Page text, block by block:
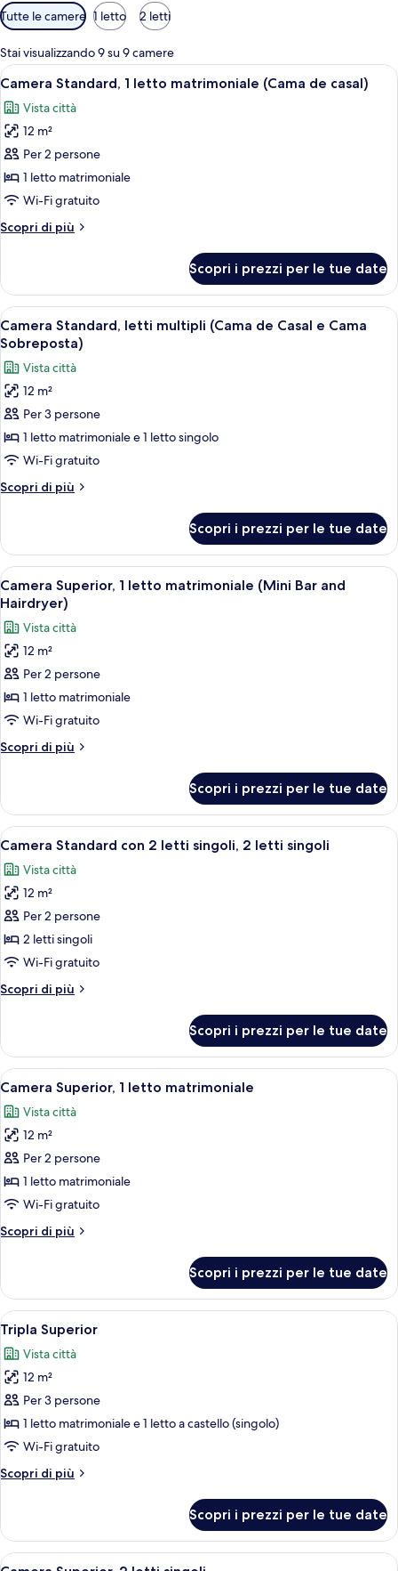
Filtri
disponibili
per
le
camere
Tutte le camere 1 letto 2 letti
Stai visualizzando 9 su 9 camere
Apri
tutte
le
foto
per
Camera
Standard,
letto
de
casal)
Una camera d'albergo con un letto,
11
Camera Standard, 1 letto matrimoniale (Cama de casal)
Vista città
12 m²
Per 2 persone
1 letto matrimoniale
Wi-Fi gratuito
Scopri di più
Altri
Standard,
letto
matrimoniale
de
casal)
Scopri i prezzi per le tue date
Apri
tutte
le
foto
per
Camera
Standard,
letti
multipli
(Cama
Casal
Cama
Sobreposta)
Camera Standard, letti multipli
13
Camera Standard, letti multipli (Cama de Casal e Cama
Sobreposta)
Vista città
12 m²
Per 3 persone
1 letto matrimoniale e 1 letto singolo
Wi-Fi gratuito
Scopri di più
Altri
Standard,
letti
multipli
(Cama
Casal
e
Cama
Sobreposta)
Scopri i prezzi per le tue date
Apri
tutte
le
foto
per
Camera
Superior,
1
letto
matrimoniale
Bar
and
Hairdryer)
Una camera d'albergo con un letto,
14
Camera Superior, 1 letto matrimoniale (Mini Bar and
Hairdryer)
Vista città
12 m²
Per 2 persone
1 letto matrimoniale
Wi-Fi gratuito
Scopri di più
Altri
Superior,
letto
(Mini
Bar
and
Hairdryer)
Scopri i prezzi per le tue date
Apri
tutte
le
foto
per
Camera
Standard
2
2
letti
singoli
Camera Standard con 2 letti singoli,
13
Camera Standard con 2 letti singoli, 2 letti singoli
Vista città
12 m²
Per 2 persone
2 letti singoli
Wi-Fi gratuito
Scopri di più
Altri
Standard
con
2
singoli,
2
letti
singoli
Scopri i prezzi per le tue date
Apri
tutte
le
foto
per
Camera
Superior,
letto
Una camera d'albergo con un letto,
14
Camera Superior, 1 letto matrimoniale
Vista città
12 m²
Per 2 persone
1 letto matrimoniale
Wi-Fi gratuito
Scopri di più
Altri
Superior,
letto
matrimoniale
Scopri i prezzi per le tue date
Apri
tutte
le
foto
per
Tripla
Superior
Una camera d'albergo con un letto,
14
Tripla Superior
Vista città
12 m²
Per 3 persone
1 letto matrimoniale e 1 letto a castello (singolo)
Wi-Fi gratuito
Scopri di più
Altri
Superior
Scopri i prezzi per le tue date
Apri Camera d'albergo con due letti, una